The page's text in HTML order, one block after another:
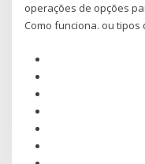
operações de opções
Como funciona. ou